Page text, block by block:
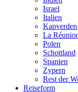
Israel
Italien
Kapverden
La
Polen
Schottland
Spanien
Zypern
Rest der
Reiseform